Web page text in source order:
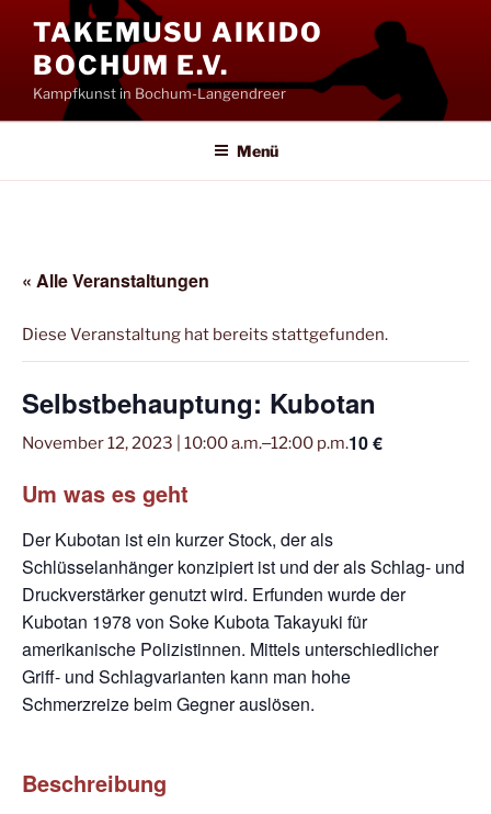
Inhalt
springen
TAKEMUSU AIKIDO
BOCHUM E.V.
Kampfkunst in Bochum-Langendreer
Menü
« Alle Veranstaltungen
Diese Veranstaltung hat bereits stattgefunden.
Selbstbehauptung: Kubotan
November 12, 2023 | 10:00 a.m.‒12:00 p.m.10 €
Um was es geht
Der Kubotan ist ein kurzer Stock, der als
Schlüsselanhänger konzipiert ist und der als Schlag- und
Druckverstärker genutzt wird. Erfunden wurde der
Kubotan 1978 von Soke Kubota Takayuki für
amerikanische Polizistinnen. Mittels unterschiedlicher
Griff- und Schlagvarianten kann man hohe
Schmerzreize beim Gegner auslösen.
Beschreibung